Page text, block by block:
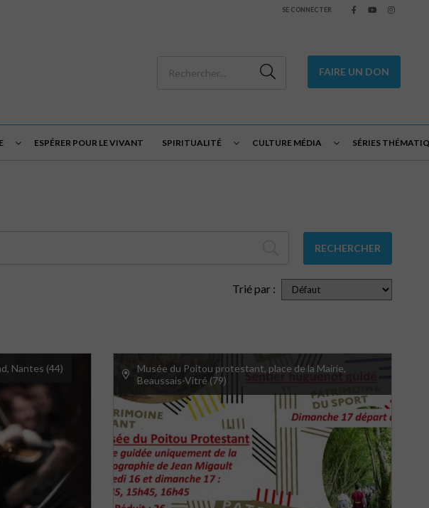
SE CONNECTER
FAIRE UN DON
ESPÉRER POUR LE VIVANT SPIRITUALITÉ CULTURE MÉDIA SÉRIES
RECHERCHER
Trié par :
Nantes (44)
Musée du Poitou protestant, place de la Mairie,
Beaussais-Vitré (79)